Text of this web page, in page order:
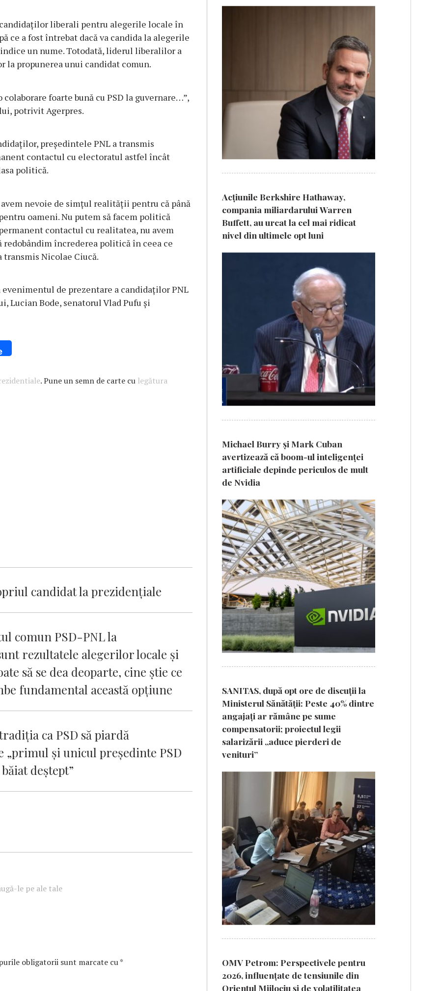
liberali pentru alegerile locale în
ce a fost întrebat dacă va candida la alegerile
un nume. Totodată, liderul liberalilor a
la propunerea unui candidat comun.
foarte bună cu PSD la guvernare…”,
potrivit Agerpres.
preşedintele PNL a transmis
contactul cu electoratul astfel încât
politică.
nevoie de simţul realităţii pentru că până
oameni. Nu putem să facem politică
contactul cu realitatea, nu avem
încrederea politică în ceea ce
Nicolae Ciucă.
de prezentare a candidaţilor PNL
Lucian Bode, senatorul Vlad Pufu şi
. Pune un semn de carte cu legătura
candidat la prezidenţiale
comun PSD-PNL la
rezultatele alegerilor locale şi
să se dea deoparte, cine ştie ce
fundamental această opţiune
ca PSD să piardă
„primul și unicul președinte PSD
deștept”
le pe ale tale
obligatorii sunt marcate cu*
Acțiunile Berkshire Hathaway,
compania miliardarului Warren
Buffett, au urcat la cel mai ridicat
nivel din ultimele opt luni
Michael Burry și Mark Cuban
avertizează că boom-ul inteligenței
artificiale depinde periculos de mult
de Nvidia
SANITAS, după opt ore de discuții la
Ministerul Sănătății: Peste 40% dintre
angajați ar rămâne pe sume
compensatorii; proiectul legii
salarizării „aduce pierderi de
venituri”
OMV Petrom: Perspectivele pentru
2026, influențate de tensiunile din
Orientul Mijlociu și de volatilitatea